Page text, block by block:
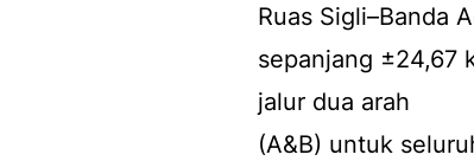
Ruas Sigli–Banda
sepanjang ±24,67
jalur dua arah
(A&B) untuk